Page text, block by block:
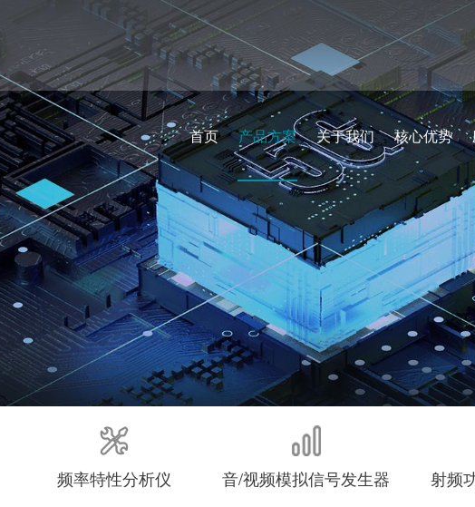
首页 产品方案 关于我们 核心优势
频率特性分析仪 音/视频模拟信号发生器 射频